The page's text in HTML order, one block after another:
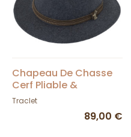
Chapeau De Chasse
Cerf Pliable &
Imperméable
Anthracite - Traclet
Traclet
89,00 €